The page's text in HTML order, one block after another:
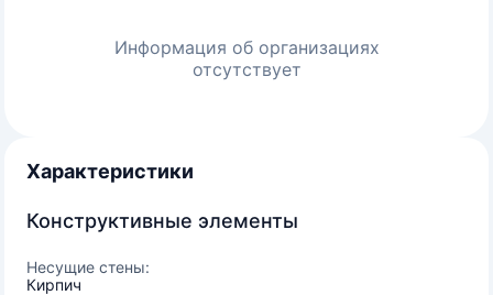
Информация об организациях
отсутствует
Характеристики
Конструктивные элементы
Несущие стены:
Кирпич